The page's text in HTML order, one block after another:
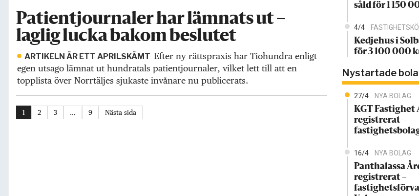
Patientjournaler har lämnats ut –
laglig lucka bakom beslutet
ARTIKELN ÄR ETT APRILSKÄMT Efter ny rättspraxis har Tiohundra enligt
egen utsago lämnat ut hundratals patientjournaler, vilket lett till att en
topplista över Norrtäljes sjukaste invånare nu publicerats.
1 2 3 … 9 Nästa sida
såld för 1 150
4/4
Kedjehus i
för 3 100 000
Nystartade
27/4 NYA BOLAG
KGT Fastighet
registrerat –
16/4 NYA BOLAG
Panthalassa
registrerat –